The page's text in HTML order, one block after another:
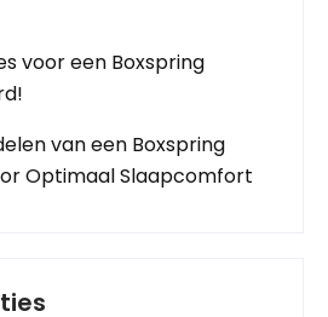
voor een Boxspring
van een Boxspring
Optimaal Slaapcomfort